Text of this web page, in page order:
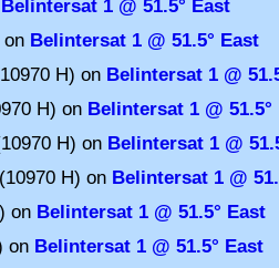
Belintersat 1 @ 51.5° East
on Belintersat 1 @ 51.5° East
H) on Belintersat 1 @
H) on Belintersat 1 @ 51.5°
H) on Belintersat 1 @
(10970 H) on Belintersat 1 @
on Belintersat 1 @ 51.5° East
on Belintersat 1 @ 51.5° East